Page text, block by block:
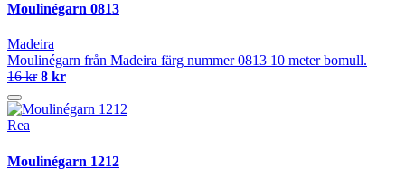
Moulinégarn 0813
Madeira
Moulinégarn från Madeira färg nummer 0813 10 meter bomull.
16 kr 8 kr
Rea
Moulinégarn 1212